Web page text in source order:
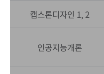
캡스톤디자인 1, 2
인공지능개론